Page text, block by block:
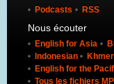
Podcasts RSS
Nous écouter
English for Asia
Indonesian
Khmer
English for the
Tous les fichiers